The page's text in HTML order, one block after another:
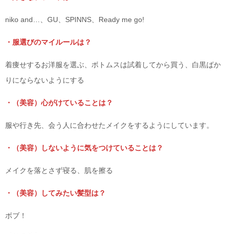
niko and…、GU、SPINNS、Ready me go!
・服選びのマイルールは？
着痩せするお洋服を選ぶ、ボトムスは試着してから買う、白黒ばか
りにならないようにする
・（美容）心がけていることは？
服や行き先、会う人に合わせたメイクをするようにしています。
・（美容）しないように気をつけていることは？
メイクを落とさず寝る、肌を擦る
・（美容）してみたい髪型は？
ボブ！